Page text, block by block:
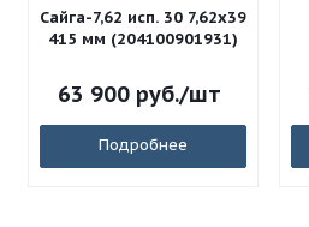
Сайга-7,62 исп. 30 7,62x39
415 мм (204100901931)
63 900руб./шт
Подробнее